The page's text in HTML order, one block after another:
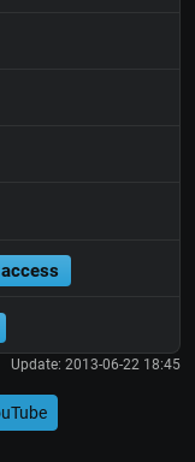
Update: 2013-06-22 18:45